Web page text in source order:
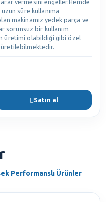
uzun süre kullanıma
makinamız yedek parça ve
sorunsuz bir kullanım
üretimi olabildiği gibi özel
Satın al
Performanslı Ürünler